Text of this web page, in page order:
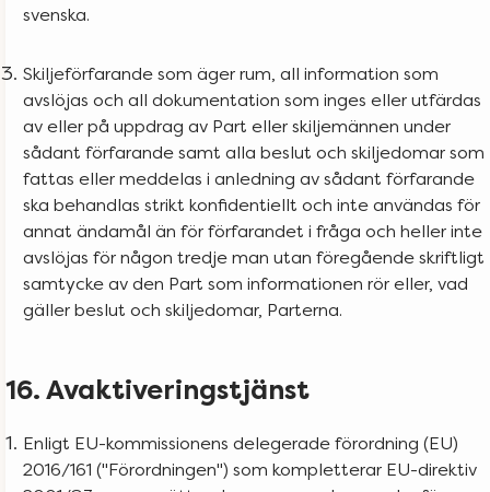
svenska.
Skiljeförfarande som äger rum, all information som
avslöjas och all dokumentation som inges eller utfärdas
av eller på uppdrag av Part eller skiljemännen under
sådant förfarande samt alla beslut och skiljedomar som
fattas eller meddelas i anledning av sådant förfarande
ska behandlas strikt konfidentiellt och inte användas för
annat ändamål än för förfarandet i fråga och heller inte
avslöjas för någon tredje man utan föregående skriftligt
samtycke av den Part som informationen rör eller, vad
gäller beslut och skiljedomar, Parterna.
16. Avaktiveringstjänst
Enligt EU-kommissionens delegerade förordning (EU)
2016/161 ("Förordningen") som kompletterar EU-direktiv